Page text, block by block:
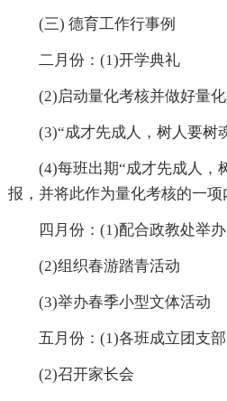
(三) 德育工作行事例
二月份：(1)开学典礼
(2)启动量化考核并做好量
(3)“成才先成人，树人要树
(4)每班出期“成才先成人，
报，并将此作为量化考核的一项
四月份：(1)配合政教处举
(2)组织春游踏青活动
(3)举办春季小型文体活动
五月份：(1)各班成立团支部
(2)召开家长会